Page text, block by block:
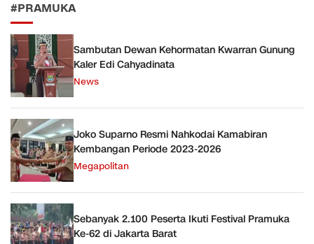
#PRAMUKA
Sambutan Dewan Kehormatan Kwarran Gunung
Kaler Edi Cahyadinata
News
Joko Suparno Resmi Nahkodai Kamabiran
Kembangan Periode 2023-2026
Megapolitan
Sebanyak 2.100 Peserta Ikuti Festival Pramuka
Ke-62 di Jakarta Barat